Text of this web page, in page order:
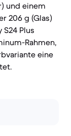
und einem
206 g (Glas)
Plus
Rahmen,
eine